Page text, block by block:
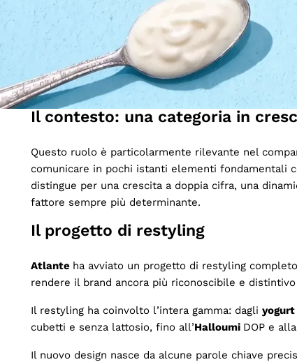
Nella grande distribuzione organizzata, il primo
sempre più ampi e da un’elevata competizione
comunicativa, utile a orientare la scelta e
Colori, layout grafico e chiarezza delle
numerose alternative presenti in categoria.
Il contesto: una categoria in
Questo ruolo è particolarmente rilevante nel
comunicare in pochi istanti elementi fondamentali
distingue per una crescita a doppia cifra, una
fattore sempre più determinante.
Il progetto di restyling
Atlante ha avviato un progetto di restyling
rendere il brand ancora più riconoscibile e
Il restyling ha coinvolto l’intera gamma: dagli
cubetti e senza lattosio, fino all’Halloumi DOP e alla
Il nuovo design nasce da alcune parole chiave